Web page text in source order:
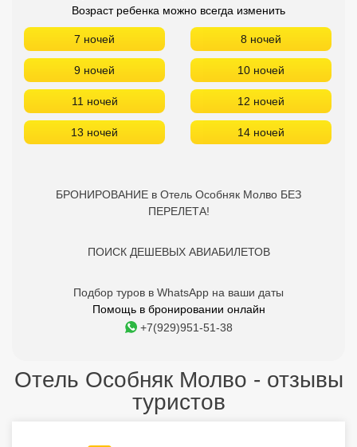
Возраст ребенка можно всегда изменить
7 ночей 8 ночей
9 ночей 10 ночей
11 ночей 12 ночей
13 ночей 14 ночей
БРОНИРОВАНИЕ в Отель Особняк Молво БЕЗ
ПЕРЕЛЕТА!
ПОИСК ДЕШЕВЫХ АВИАБИЛЕТОВ
Подбор туров в WhatsApp на ваши даты
Помощь в бронировании онлайн
+7(929)951-51-38
Отель Особняк Молво - отзывы
туристов